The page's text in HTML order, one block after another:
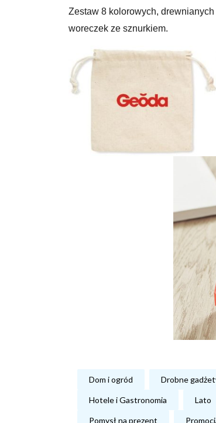
Zestaw 8 kolorowych,
woreczek ze sznurkiem.
Dom i ogród Drobne
Hotele i Gastronomia Lato
Pomysł na prezent